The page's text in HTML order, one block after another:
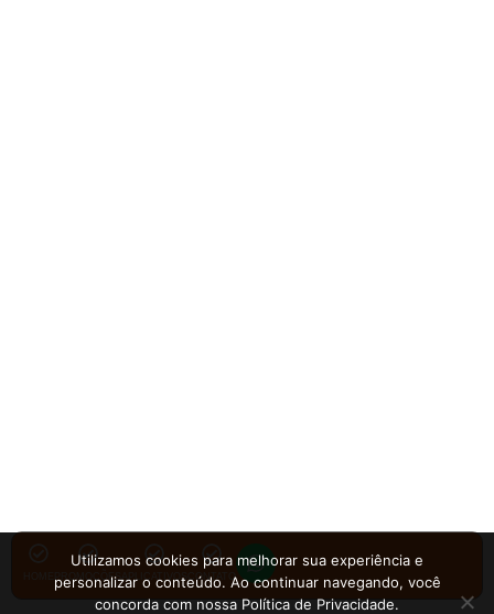
PROMOÇÕESAPLICATIVOS CONTATO
Utilizamos cookies para melhorar sua experiência e
personalizar o conteúdo. Ao continuar navegando, você
concorda com nossa Política de Privacidade.